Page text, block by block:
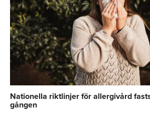
Nationella riktlinjer för allergivård
gången